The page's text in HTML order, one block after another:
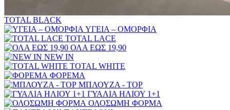
TOTAL BLACK
ΥΓΕΙΑ – ΟΜΟΡΦΙΑ
TOTAL LACE
ΟΛΑ ΕΩΣ 19,90
NEW IN
TOTAL WHITE
ΦΟΡΕΜΑ
ΜΠΛΟΥΖΑ - TOP
ΓΥΑΛΙΑ ΗΛΙΟΥ 1+1
ΟΛΟΣΩΜΗ ΦΟΡΜΑ